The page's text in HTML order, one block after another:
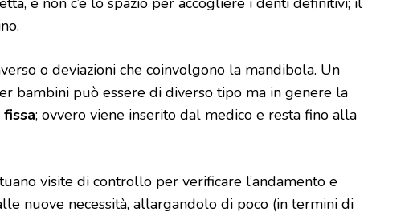
o deviazioni che coinvolgono la mandibola. Un
bambini può essere di diverso tipo ma in genere la
fissa; ovvero viene inserito dal medico e resta fino alla
visite di controllo per verificare l’andamento e
nuove necessità, allargandolo di poco (in termini di